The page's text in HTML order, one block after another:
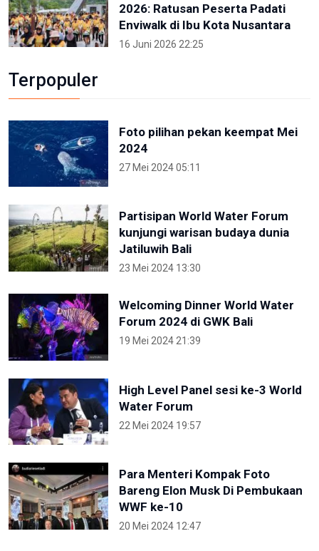
2026: Ratusan Peserta Padati
Enviwalk di Ibu Kota Nusantara
16 Juni 2026 22:25
Terpopuler
Foto pilihan pekan keempat Mei
2024
27 Mei 2024 05:11
Partisipan World Water Forum
kunjungi warisan budaya dunia
Jatiluwih Bali
23 Mei 2024 13:30
Welcoming Dinner World Water
Forum 2024 di GWK Bali
19 Mei 2024 21:39
High Level Panel sesi ke-3 World
Water Forum
22 Mei 2024 19:57
Para Menteri Kompak Foto
Bareng Elon Musk Di Pembukaan
WWF ke-10
20 Mei 2024 12:47